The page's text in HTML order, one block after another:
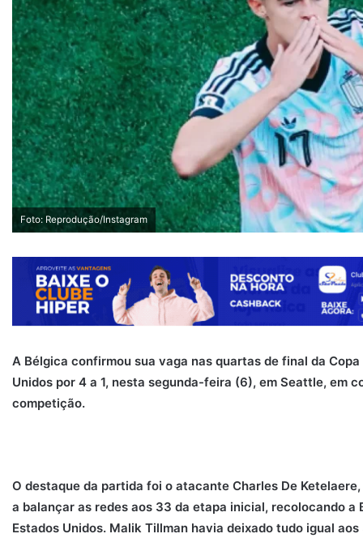
Foto: Reprodução/Instagram
A Bélgica confirmou sua vaga nas quartas de final da
Unidos por 4 a 1, nesta segunda-feira (6), em Seattle, em
competição.
O destaque da partida foi o atacante Charles De
a balançar as redes aos 33 da etapa inicial, recolocando a
Estados Unidos. Malik Tillman havia deixado tudo igual